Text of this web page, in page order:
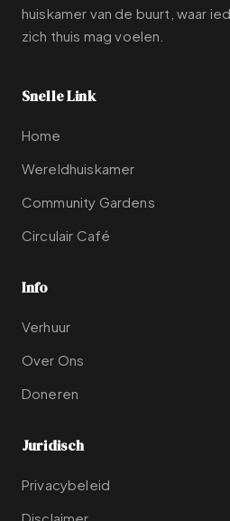
huiskamer van de buurt, waar
zich thuis mag voelen.
Snelle Link
Home
Wereldhuiskamer
Community Gardens
Circulair Café
Info
Verhuur
Over Ons
Doneren
Juridisch
Privacybeleid